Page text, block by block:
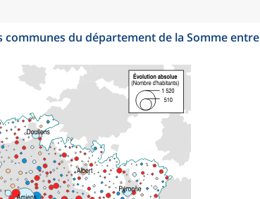
du département de la Somme entre